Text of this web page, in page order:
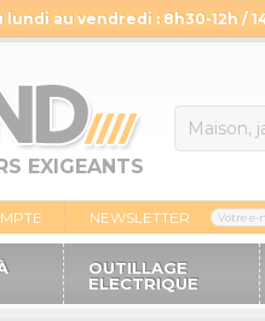
lundi au vendredi : 8h30-12h /
EXIGEANTS
NEWSLETTER
OUTILLAGE
ELECTRIQUE